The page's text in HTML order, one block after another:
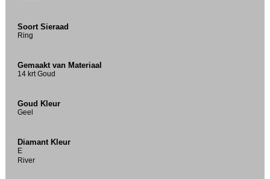
Soort Sieraad
Ring
Gemaakt van Materiaal
14 krt Goud
Goud Kleur
Geel
Diamant Kleur
E
River